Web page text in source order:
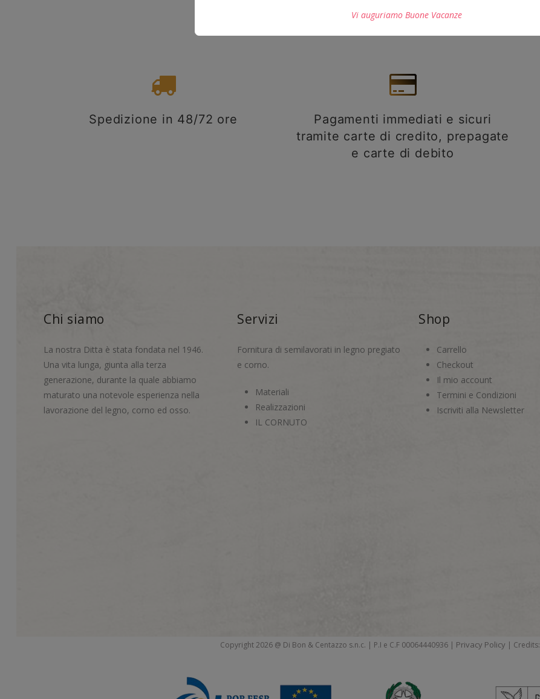
Spedizione in 48/72 ore
Pagamenti immediati e sicuri
tramite carte di credito, prepagate
e carte di debito
Chi siamo
La nostra Ditta è stata fondata nel 1946.
Una vita lunga, giunta alla terza
generazione, durante la quale abbiamo
maturato una notevole esperienza nella
lavorazione del legno, corno ed osso.
Servizi
Fornitura di semilavorati in legno pregiato
e corno.
Materiali
Realizzazioni
IL CORNUTO
Shop
Carrello
Checkout
Il mio account
Termini e Condizioni
Iscriviti alla Newsletter
Copyright 2026 @ Di Bon & Centazzo s.n.c. | P.I e C.F 00064440936 | Privacy Policy | Credits:
Vi auguriamo Buone Vacanze